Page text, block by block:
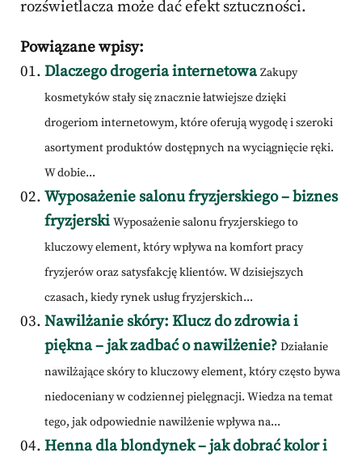
rozświetlacza może dać efekt sztuczności.
Powiązane wpisy:
Dlaczego drogeria internetowa Zakupy
kosmetyków stały się znacznie łatwiejsze dzięki
drogeriom internetowym, które oferują wygodę i szeroki
asortyment produktów dostępnych na wyciągnięcie ręki.
W dobie...
Wyposażenie salonu fryzjerskiego – biznes
fryzjerski Wyposażenie salonu fryzjerskiego to
kluczowy element, który wpływa na komfort pracy
fryzjerów oraz satysfakcję klientów. W dzisiejszych
czasach, kiedy rynek usług fryzjerskich...
Nawilżanie skóry: Klucz do zdrowia i
piękna – jak zadbać o nawilżenie? Działanie
nawilżające skóry to kluczowy element, który często bywa
niedoceniany w codziennej pielęgnacji. Wiedza na temat
tego, jak odpowiednie nawilżenie wpływa na...
Henna dla blondynek – jak dobrać kolor i